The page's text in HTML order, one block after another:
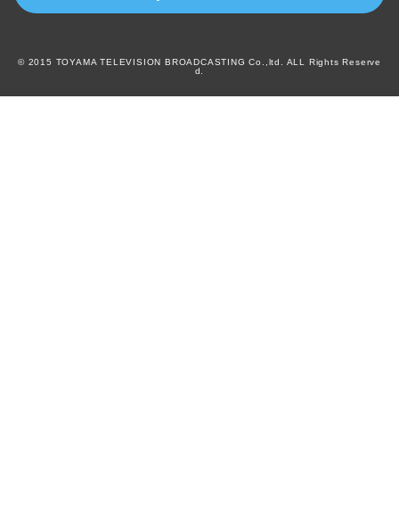
© 2015 TOYAMA TELEVISION BROADCASTING Co.,ltd. ALL Rights Reserve
d.